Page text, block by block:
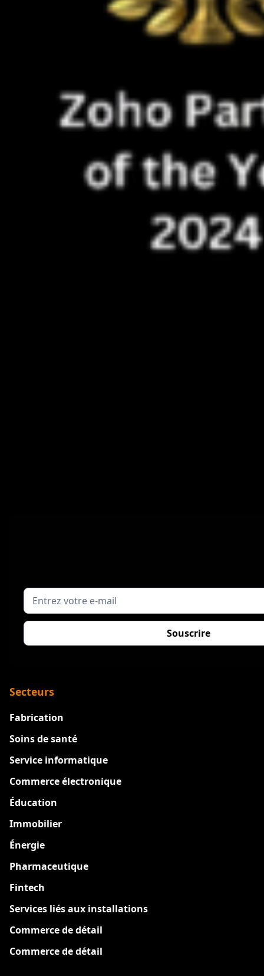
Secteurs
Fabrication
Soins de santé
Service informatique
Commerce électronique
Éducation
Immobilier
Énergie
Pharmaceutique
Fintech
Services liés aux installations
Commerce de détail
Commerce de détail